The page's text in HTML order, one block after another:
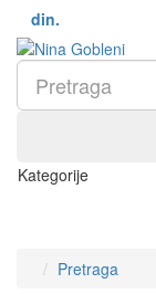
din.
Kategorije
Pretraga